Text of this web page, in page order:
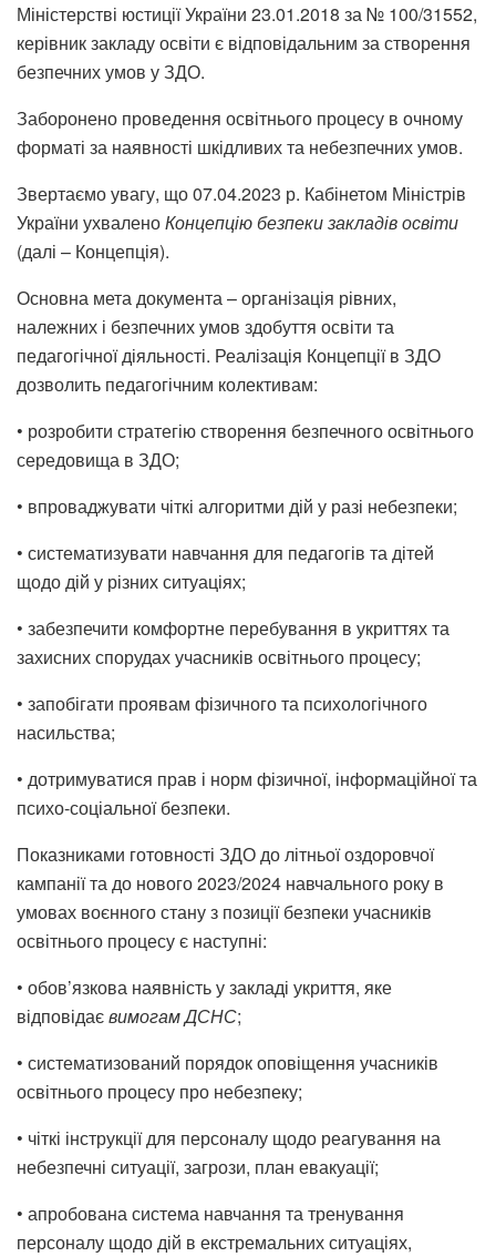
Міністерстві юстиції України 23.01.2018 за № 100/31552,
керівник закладу освіти є відповідальним за створення
безпечних умов у ЗДО.
Заборонено проведення освітнього процесу в очному
форматі за наявності шкідливих та небезпечних умов.
Звертаємо увагу, що 07.04.2023 р. Кабінетом Міністрів
України ухваленоКонцепцію безпеки закладів освіти
(далі – Концепція).
Основна мета документа – організація рівних,
належних і безпечних умов здобуття освіти та
педагогічної діяльності. Реалізація Концепції в ЗДО
дозволить педагогічним колективам:
• розробити стратегію створення безпечного освітнього
середовища в ЗДО;
• впроваджувати чіткі алгоритми дій у разі небезпеки;
• систематизувати навчання для педагогів та дітей
щодо дій у різних ситуаціях;
• забезпечити комфортне перебування в укриттях та
захисних спорудах учасників освітнього процесу;
• запобігати проявам фізичного та психологічного
насильства;
• дотримуватися прав і норм фізичної, інформаційної та
психо-соціальної безпеки.
Показниками готовності ЗДО до літньої оздоровчої
кампанії та до нового 2023/2024 навчального року в
умовах воєнного стану з позиції безпеки учасників
освітнього процесу є наступні:
• обов’язкова наявність у закладі укриття, яке
відповідаєвимогам ДСНС;
• систематизований порядок оповіщення учасників
освітнього процесу про небезпеку;
• чіткі інструкції для персоналу щодо реагування на
небезпечні ситуації, загрози, план евакуації;
• апробована система навчання та тренування
персоналу щодо дій в екстремальних ситуаціях,